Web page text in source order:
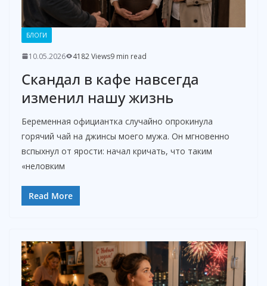
БЛОГИ
10.05.2026 4182 Views9 min read
Скандал в кафе навсегда
изменил нашу жизнь
Беременная официантка случайно опрокинула
горячий чай на джинсы моего мужа. Он мгновенно
вспыхнул от ярости: начал кричать, что таким
«неловким
Read More